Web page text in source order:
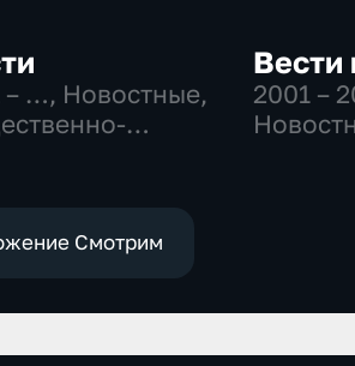
– …, Новостные,
Вести
2001 –
Смотрим